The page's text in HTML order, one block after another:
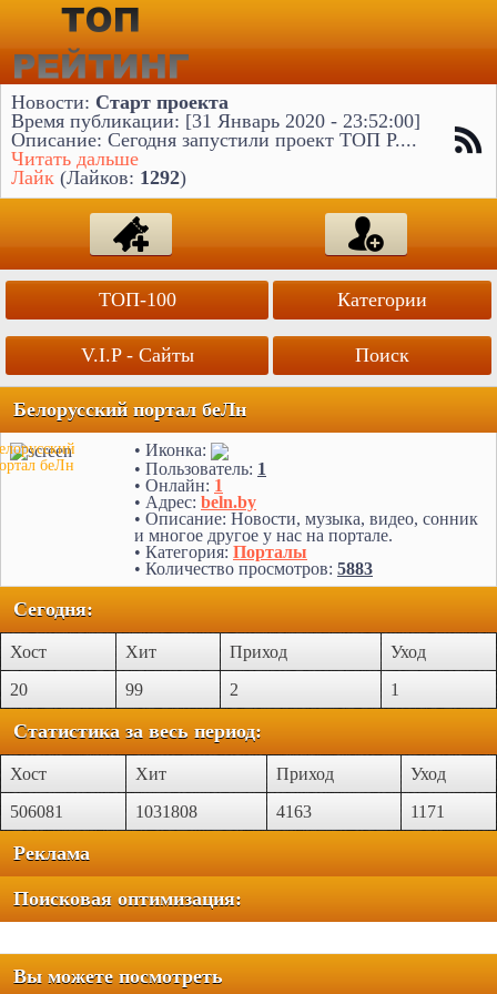
Новости: Старт проекта
Время публикации: [31 Январь 2020 - 23:52:00]
Описание: Сегодня запустили проект ТОП Р....
Читать дальше
Лайк (Лайков: 1292)
ТОП-100
V.I.P - Сайты
Категории
Поиск
Белорусский портал беЛн
беЛн
• Иконка:
• Пользователь: 1
• Онлайн: 1
• Адрес: beln.by
• Описание: Новости, музыка, видео, сонник
и многое другое у нас на портале.
• Категория: Порталы
• Количество просмотров: 5883
Сегодня:
Хост Хит Приход
Уход
20
99 2 1
Статистика за весь период:
Хост Хит Приход
Уход
506081
1031808 4163 1171
Реклама
Поисковая оптимизация:
Вы можете посмотреть